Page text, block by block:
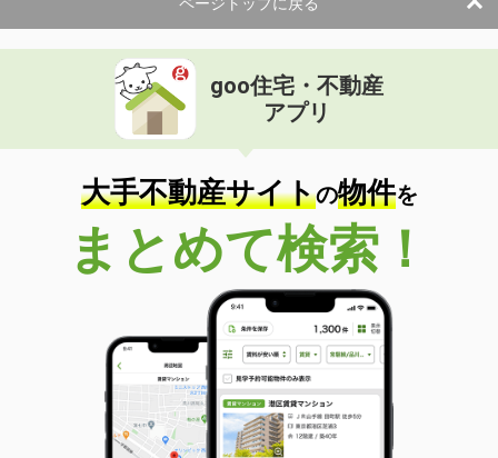
ページトップに戻る
goo住宅・不動産
アプリ
大手不動産サイトの物件を
まとめて検索！